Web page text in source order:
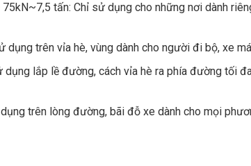
tấn: Chỉ sử dụng cho những nơi dành
dụng trên vỉa hè, vùng dành cho người đi bộ, xe
dụng lắp lề đường, cách vỉa hè ra phía đường tối
trên lòng đường, bãi đỗ xe dành cho mọi